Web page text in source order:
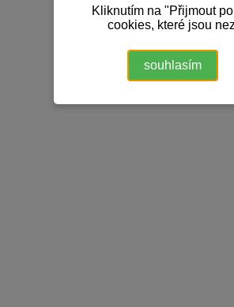
Kliknutím na "Přijmout
cookies, které jsou
souhlasím